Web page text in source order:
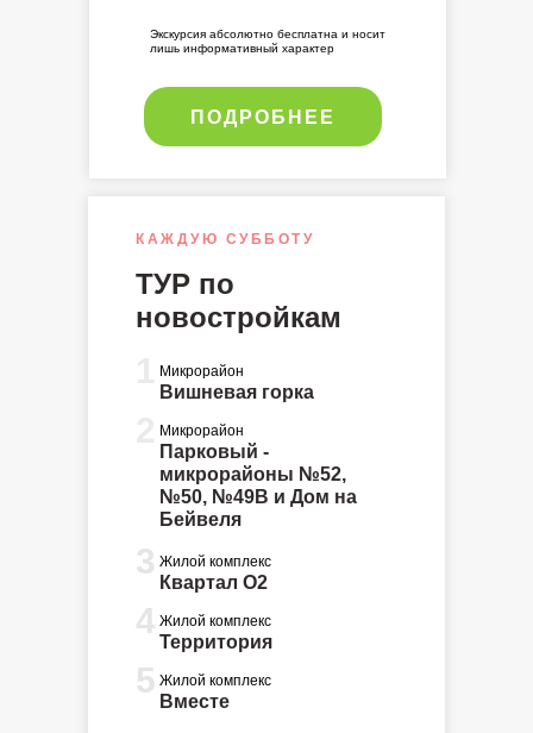
ПОДРОБНЕЕ
Экскурсия абсолютно бесплатна и носит
лишь информативный характер
КАЖДУЮ СУББОТУ
ТУР по
новостройкам
Вишневая горка
Парковый -
микрорайоны №52,
№50, №49В и Дом на
Бейвеля
3
4
5
Квартал О2
Территория
Вместе
Микрорайон
Микрорайон
Жилой комплекс
Жилой комплекс
Жилой комплекс